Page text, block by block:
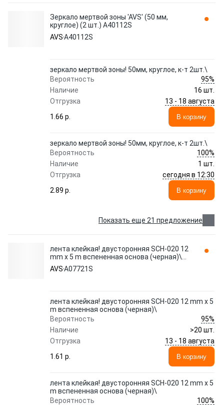
Зеркало мертвой зоны 'AVS' (50 мм,
круглое) (2 шт.) A40112S
AVSA40112S
зеркало мертвой зоны! 50мм, круглое, к-т 2шт.\
Вероятность
95%
Наличие
16 шт.
Отгрузка
13 - 18 августа
1.66 p.
В корзину
зеркало мертвой зоны! 50мм, круглое, к-т 2шт.\
Вероятность
100%
Наличие
1 шт.
Отгрузка
сегодня в 12:30
2.89 p.
В корзину
Показать еще 21 предложение
лента клейкая! двусторонняя SCH-020 12
mm x 5 m вспененная основа (черная)\
A07721S AVS
AVSA07721S
лента клейкая! двусторонняя SCH-020 12 mm x 5
m вспененная основа (черная)\
Вероятность
95%
Наличие
>20 шт.
Отгрузка
13 - 18 августа
1.61 p.
В корзину
лента клейкая! двусторонняя SCH-020 12 mm x 5
m вспененная основа (черная)\
Вероятность
100%